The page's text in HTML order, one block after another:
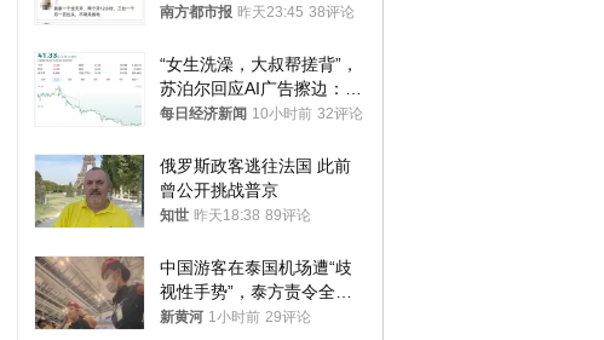
南方都市报 昨天23:45 38评论
“女生洗澡，大叔帮搓背”，
苏泊尔回应AI广告擦边：视
频全下架，已强化内容管理
每日经济新闻 10小时前 32评论
俄罗斯政客逃往法国 此前
曾公开挑战普京
知世 昨天18:38 89评论
中国游客在泰国机场遭“歧
视性手势”，泰方责令全面
调查，对责任人采取最严厉
新黄河 1小时前 29评论